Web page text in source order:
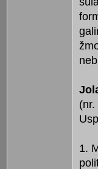
1.